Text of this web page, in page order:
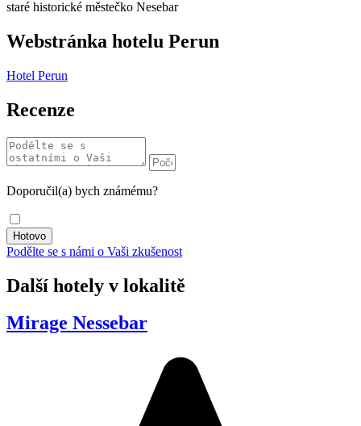
staré historické městečko Nesebar
Webstránka hotelu Perun
Hotel Perun
Recenze
Doporučil(a) bych známému?
Podělte se s námi o Vaši zkušenost
Další hotely v lokalitě
Mirage Nessebar